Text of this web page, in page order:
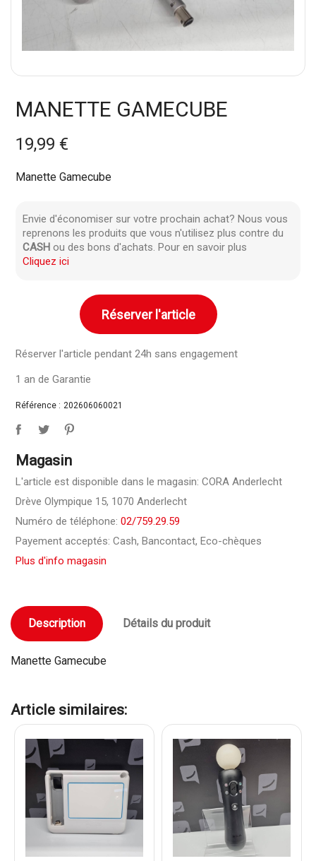
MANETTE GAMECUBE
19,99 €
Manette Gamecube
Envie d'économiser sur votre prochain achat? Nous vous
reprenons les produits que vous n'utilisez plus contre du
CASH ou des bons d'achats. Pour en savoir plus
Cliquez ici
Réserver l'article
Réserver l'article pendant 24h sans engagement
1 an de Garantie
Référence : 202606060021
Magasin
L'article est disponible dans le magasin: CORA Anderlecht
Drève Olympique 15, 1070 Anderlecht
Numéro de téléphone:02/759.29.59
Payement acceptés: Cash, Bancontact, Eco-chèques
Plus d'info magasin
Description Détails du produit
Manette Gamecube
Article similaires: